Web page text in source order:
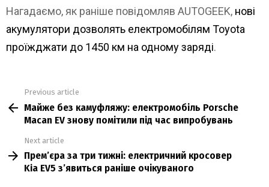
Нагадаємо, як раніше повідомляв AUTOGEEK, нові
акумулятори дозволять електромобілям Toyota
проїжджати до 1450 км на одному заряді.
more
Previous article
Майже без камуфляжу: електромобіль Porsche
Macan EV знову помітили під час випробувань
Next article
Прем’єра за три тижні: електричний кросовер
Kia EV5 з’явиться раніше очікуваного